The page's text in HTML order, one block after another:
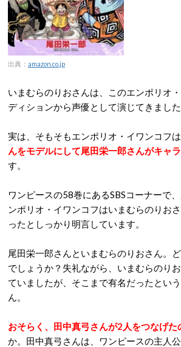
出典： amazon.co.jp
いまむらのりおさんは、このエンポリオ
ディションから声優として演じてきました
実は、そもそもエンポリオ・イワンコフは
んをモデルにして尾田栄一郎さんがキャ
す。
ワンピースの58巻にあるSBSコーナーで
ンポリオ・イワンコフはいまむらのりお
ったとしっかり明言しています。
尾田栄一郎さんといまむらのりおさん。
でしょうか？失礼ながら、いまむらのり
ていましたが、そこまで有名だったとい
ん。
おそらく、田中真弓さんが2人をつなげた
か。田中真弓さんは、ワンピースの主人